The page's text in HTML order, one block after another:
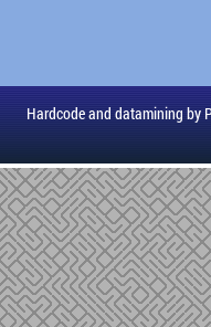
Hardcode and datamining by